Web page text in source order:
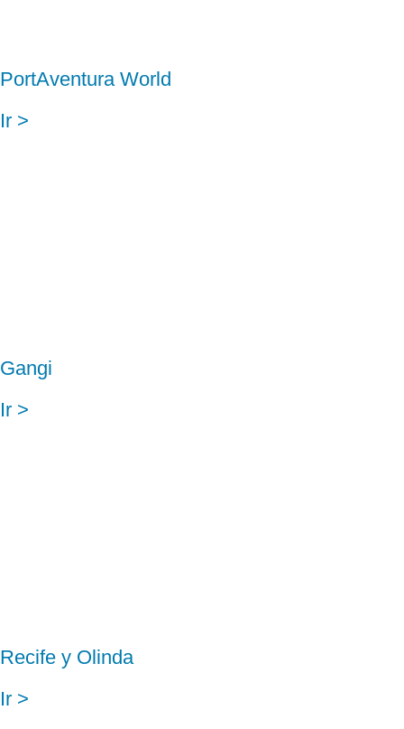
PortAventura World
Ir >
Gangi
Ir >
Recife y Olinda
Ir >